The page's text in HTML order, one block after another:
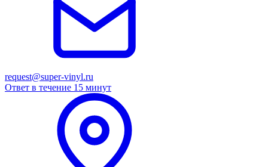
request@super-vinyl.ru
Ответ в течение 15 минут